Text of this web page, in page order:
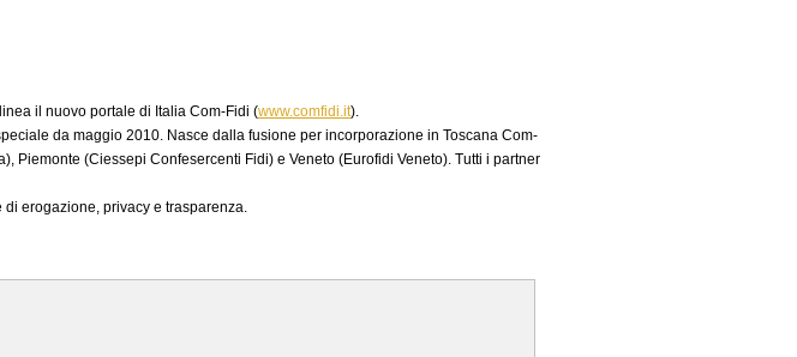
il nuovo portale di Italia Com-Fidi (www.comfidi.it).
da maggio 2010. Nasce dalla fusione per incorporazione in Toscana Com-
Piemonte (Ciessepi Confesercenti Fidi) e Veneto (Eurofidi Veneto). Tutti i partner
erogazione, privacy e trasparenza.